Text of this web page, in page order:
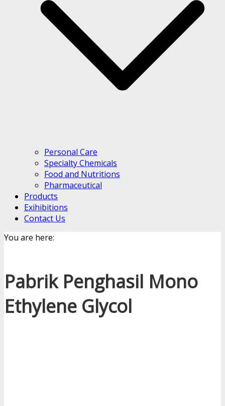
Personal Care
Specialty Chemicals
Food and Nutritions
Pharmaceutical
Products
Exihibitions
Contact Us
You are here:
Pabrik Penghasil Mono
Ethylene Glycol